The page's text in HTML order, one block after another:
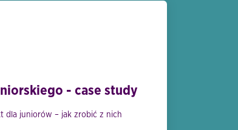
- case study
dla juniorów – jak zrobić z nich